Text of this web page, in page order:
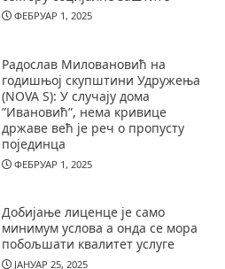
ФЕБРУАР 1, 2025
Радослав Миловановић на
годишњој скупштини Удружења
(NOVA S): У случају дома
”Ивановић”, нема кривице
државе већ је реч о пропусту
појединца
ФЕБРУАР 1, 2025
Добијање лиценце је само
минимум услова а онда се мора
побољшати квалитет услуге
ЈАНУАР 25, 2025